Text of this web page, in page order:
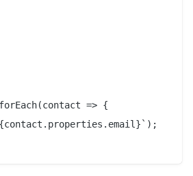
=> {